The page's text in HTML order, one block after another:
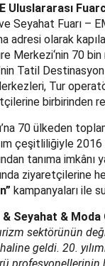
Uluslararası
Seyahat Fuarı –
adresi olarak
Merkezi‘nin 70
Tatil
Tur
birbirinden
70 ülkeden
çeşitliliğiyle 2016
tanıma imkânı
ziyaretçilerine
kampanyaları ile
Seyahat &
sektörünün
geldi. 20.
profesyonellerinin